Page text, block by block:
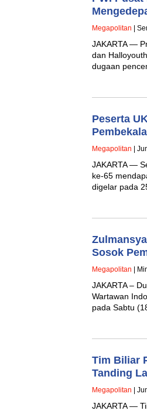
Megapolitan |
JAKARTA —
dan
dugaan
Peserta
Megapolitan |
JAKARTA —
ke-65
digelar pada
Sosok
Megapolitan |
JAKARTA –
Wartawan
pada Sabtu
Tim Biliar
Tanding
Megapolitan |
JAKARTA —